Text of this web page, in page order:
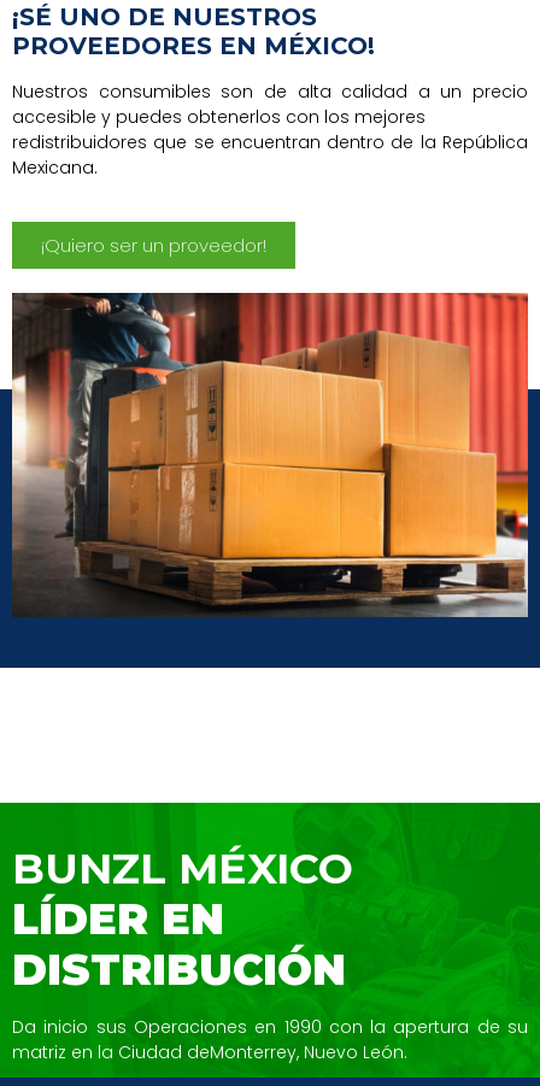
¡SÉ UNO DE NUESTROS
PROVEEDORES EN MÉXICO!
Nuestros consumibles son de alta calidad a un precio
accesible y puedes obtenerlos con los mejores
redistribuidores que se encuentran dentro de la República
Mexicana.
¡Quiero ser un proveedor!
BUNZL MÉXICO
LÍDER EN
DISTRIBUCIÓN
Da inicio sus Operaciones en 1990 con la apertura de su
matriz en la Ciudad deMonterrey, Nuevo León.